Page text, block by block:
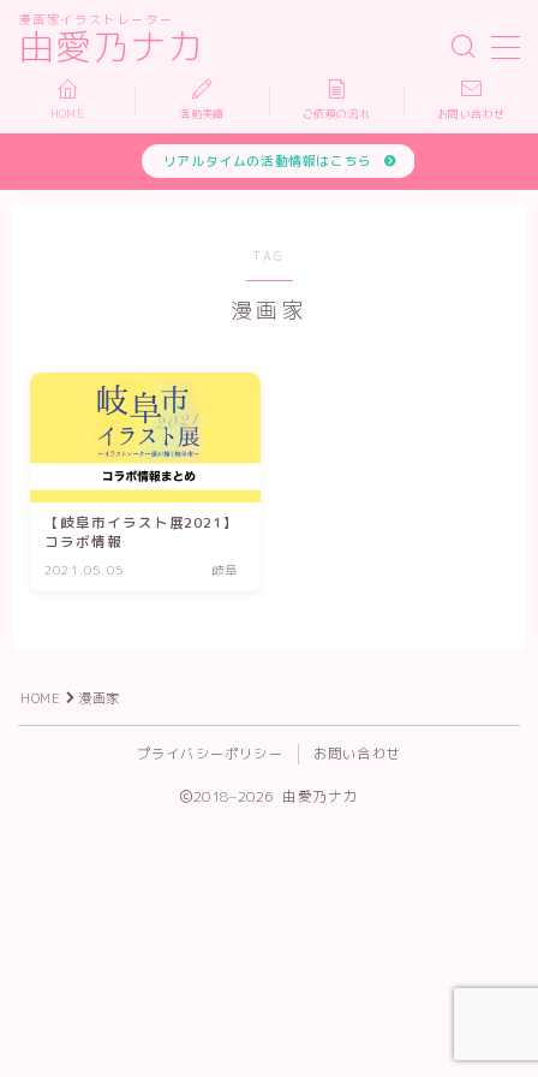
由愛乃ナカ
漫画家イラストレーター
MENU
お問い合わせ
HOME 活動実績 ご依頼の流れ お問い合わせ
リアルタイムの活動情報はこちら
TAG
漫画家
【岐阜市イラスト展2021】
コラボ情報
2021.05.05 岐阜
HOME 漫画家
プライバシーポリシー お問い合わせ
2018–2026 由愛乃ナカ